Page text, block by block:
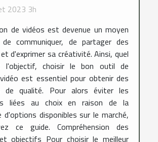
2023 3h
de vidéos est devenue un moyen
communiquer, de partager des
d'exprimer sa créativité. Ainsi, quel
l'objectif, choisir le bon outil de
est essentiel pour obtenir des
de qualité. Pour alors éviter les
liées au choix en raison de la
d'options disponibles sur le marché,
ce guide. Compréhension des
objectifs Pour choisir le meilleur